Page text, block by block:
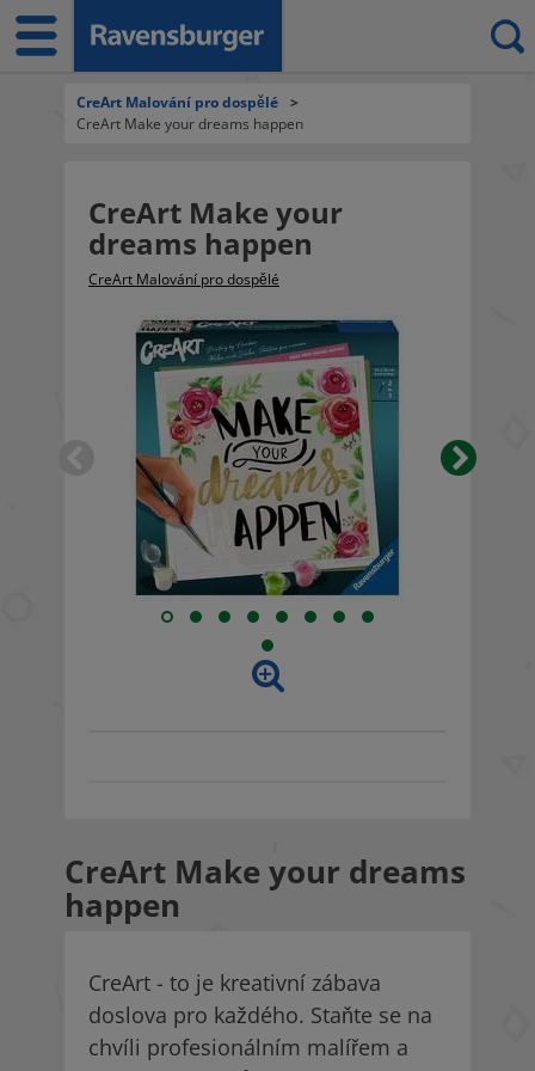
CreArt Malování pro dospělé >
CreArt Make your dreams happen
CreArt Make your
dreams happen
CreArt Malování pro dospělé
CreArt Make your dreams
happen
CreArt - to je kreativní zábava
doslova pro každého. Staňte se na
chvíli profesionálním malířem a